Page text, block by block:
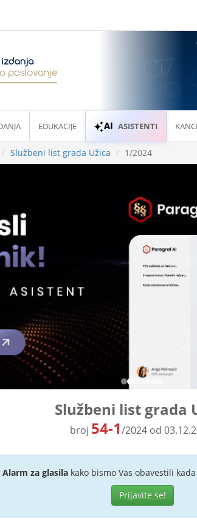
EDUKACIJE ASISTENTI
Službeni list grada Užica 1/2024
Službeni list grada
broj 54-1/2024 od
Alarm za glasilakako bismo Vas obavestili
Prijavite se!